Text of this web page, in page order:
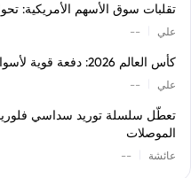
تقلبات سوق الأسهم الأمريكية:
علي --
كأس العالم 2026: دفعة قوية لأسواق التنبؤات وتعزيز لـ DraftKings
علي --
تعطّل سلسلة توريد سداسي فلوريد
الموصلات
عائشة --